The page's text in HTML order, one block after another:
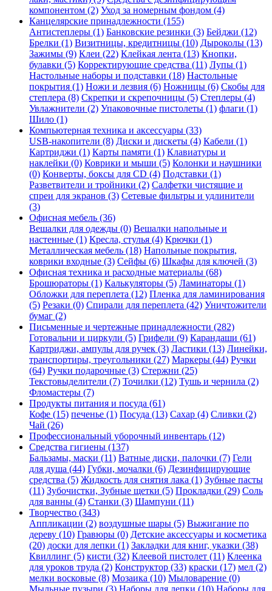
компонентом (2) Уход за номерным фондом (4)
Канцелярские принадлежности (155)
Антистеплеры (1) Банковские резинки (3) Бейджи (12)
Брелки (1) Визитницы, кредитницы (10) Дыроколы (13)
Зажимы (9) Клеи (22) Клейкая лента (13) Кнопки,
булавки (5) Корректирующие средства (11) Лупы (1)
Настольные наборы и подставки (18) Настольные
покрытия (1) Ножи и лезвия (6) Ножницы (6) Скобы для
степлера (8) Скрепки и скрепочницы (5) Степлеры (4)
Увлажнители (2) Упаковочные пистолеты (1) флаги (1)
Шило (1)
Компьютерная техника и аксессуары (33)
USB-накопители (8) Диски и дискеты (4) Кабели (1)
Картриджи (1) Карты памяти (1) Клавиатуры и
наклейки (0) Коврики и мыши (5) Колонки и наушники
(0) Конверты, боксы для CD (4) Подставки (1)
Разветвители и тройники (2) Салфетки чистящие и
спреи для экранов (3) Сетевые фильтры и удлинители
(3)
Офисная мебель (36)
Вешалки для одежды (0) Вешалки напольные и
настенные (1) Кресла, стулья (4) Крючки (1)
Металлическая мебель (18) Напольные покрытия,
коврики входные (3) Сейфы (6) Шкафы для ключей (3)
Офисная техника и расходные материалы (68)
Брошюраторы (1) Калькуляторы (5) Ламинаторы (1)
Обложки для переплета (12) Пленка для ламинирования
(5) Резаки (0) Спирали для переплета (42) Уничтожители
бумаг (2)
Письменные и чертежные принадлежности (282)
Готовальни и циркули (5) Грифели (9) Карандаши (61)
Картриджи, ампулы для ручек (3) Ластики (13) Линейки,
транспортиры, треугольники (27) Маркеры (44) Ручки
(64) Ручки подарочные (3) Стержни (25)
Текстовыделители (7) Точилки (12) Тушь и чернила (2)
Фломастеры (7)
Продукты питания и посуда (61)
Кофе (15) печенье (1) Посуда (13) Сахар (4) Сливки (2)
Чай (26)
Профессиональный уборочный инвентарь (12)
Средства гигиены (137)
Бальзамы, маски (11) Ватные диски, палочки (7) Гели
для душа (44) Губки, мочалки (6) Дезинфицирующие
средства (5) Жидкость для снятия лака (1) Зубные пасты
(11) Зубочистки, Зубные щетки (5) Прокладки (29) Соль
для ванны (4) Станки (3) Шампуни (11)
Творчество (343)
Аппликации (2) воздушные шары (5) Выжигание по
дереву (10) Гравюры (0) Детские аксессуары и косметика
(20) доски для лепки (1) Закладки для книг, указки (38)
Квиллинг (5) кисти (32) Клеевой пистолет (11) Клеенка
для уроков труда (2) Конструктор (33) краски (17) мел (2)
мелки восковые (8) Мозаика (10) Мыловарение (0)
Мыльные пузыри (3) Наборы для лепки (10) Наборы для